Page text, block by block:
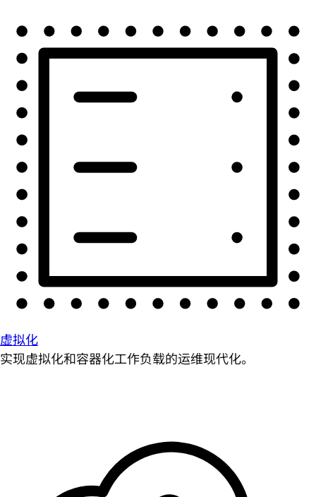
虚拟化
实现虚拟化和容器化工作负载的运维现代化。